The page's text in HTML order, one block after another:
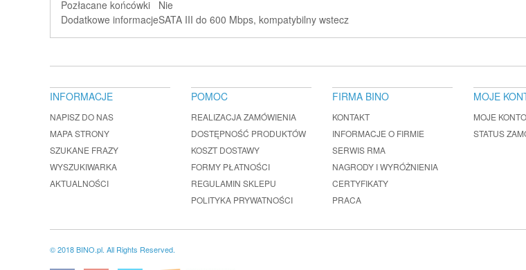
Pozłacane końcówki
Nie
Dodatkowe informacjeSATA III do 600 Mbps, kompatybilny wstecz
INFORMACJE
NAPISZ DO NAS
MAPA STRONY
SZUKANE FRAZY
WYSZUKIWARKA
AKTUALNOŚCI
POMOC
REALIZACJA ZAMÓWIENIA
DOSTĘPNOŚĆ PRODUKTÓW
KOSZT DOSTAWY
FORMY PŁATNOŚCI
REGULAMIN SKLEPU
POLITYKA PRYWATNOŚCI
FIRMA BINO
KONTAKT
INFORMACJE O FIRMIE
SERWIS RMA
NAGRODY I WYRÓŻNIENIA
CERTYFIKATY
PRACA
MOJE
MOJE KONTO
STATUS
© 2018 BINO.pl. All Rights Reserved.